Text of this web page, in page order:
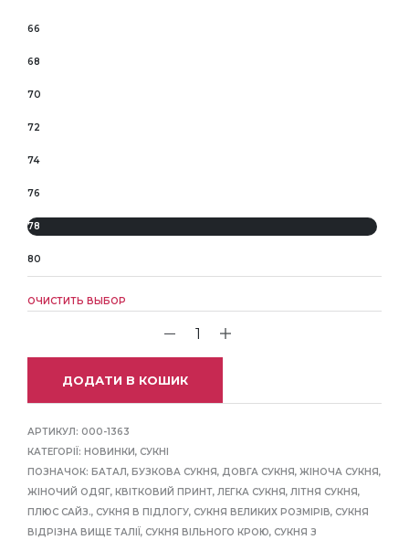
66
68
70
72
74
76
78
80
ОЧИСТИТЬ ВЫБОР
ДОДАТИ В КОШИК
АРТИКУЛ: 000-1363
КАТЕГОРІЇ: НОВИНКИ, СУКНІ
ПОЗНАЧОК: БАТАЛ, БУЗКОВА СУКНЯ, ДОВГА СУКНЯ, ЖІНОЧА СУКНЯ,
ЖІНОЧИЙ ОДЯГ, КВІТКОВИЙ ПРИНТ, ЛЕГКА СУКНЯ, ЛІТНЯ СУКНЯ,
ПЛЮС САЙЗ., СУКНЯ В ПІДЛОГУ, СУКНЯ ВЕЛИКИХ РОЗМІРІВ, СУКНЯ
ВІДРІЗНА ВИЩЕ ТАЛІЇ, СУКНЯ ВІЛЬНОГО КРОЮ, СУКНЯ З